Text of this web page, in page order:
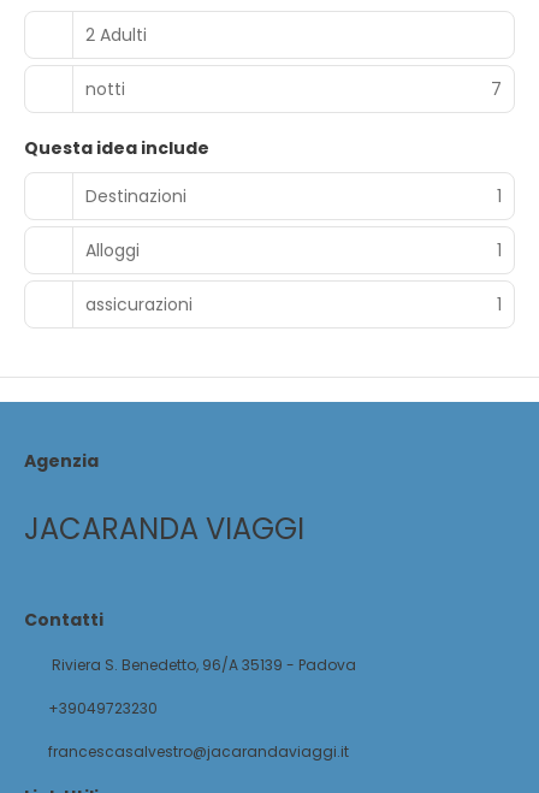
2 Adulti
notti 7
Questa idea include
Destinazioni
1
Alloggi 1
assicurazioni 1
Agenzia
JACARANDA VIAGGI
Contatti
Riviera S. Benedetto, 96/A 35139 - Padova
+39049723230
francescasalvestro@jacarandaviaggi.it